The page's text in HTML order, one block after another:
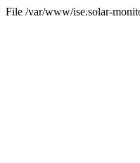
File /var/www/ise.solar-